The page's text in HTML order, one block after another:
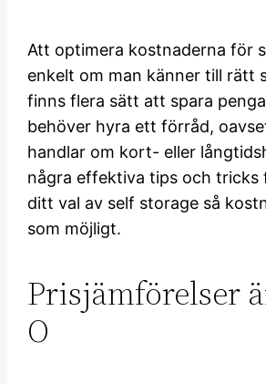
Att optimera kostnaderna för
enkelt om man känner till rätt
finns flera sätt att spara
behöver hyra ett förråd,
handlar om kort- eller
några effektiva tips och tricks
ditt val av self storage så
som möjligt.
Prisjämförelser
O